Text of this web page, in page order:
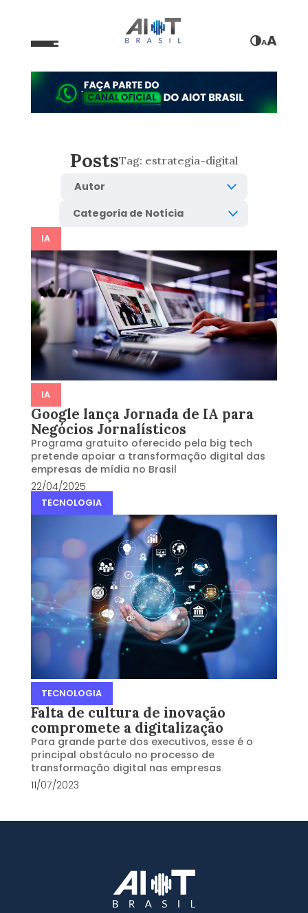
AA
PostsTag: estrategia-digital
IA
IA
Google lança Jornada de IA para
Negócios Jornalísticos
Programa gratuito oferecido pela big tech
pretende apoiar a transformação digital das
empresas de mídia no Brasil
22/04/2025
TECNOLOGIA
TECNOLOGIA
Falta de cultura de inovação
compromete a digitalização
Para grande parte dos executivos, esse é o
principal obstáculo no processo de
transformação digital nas empresas
11/07/2023